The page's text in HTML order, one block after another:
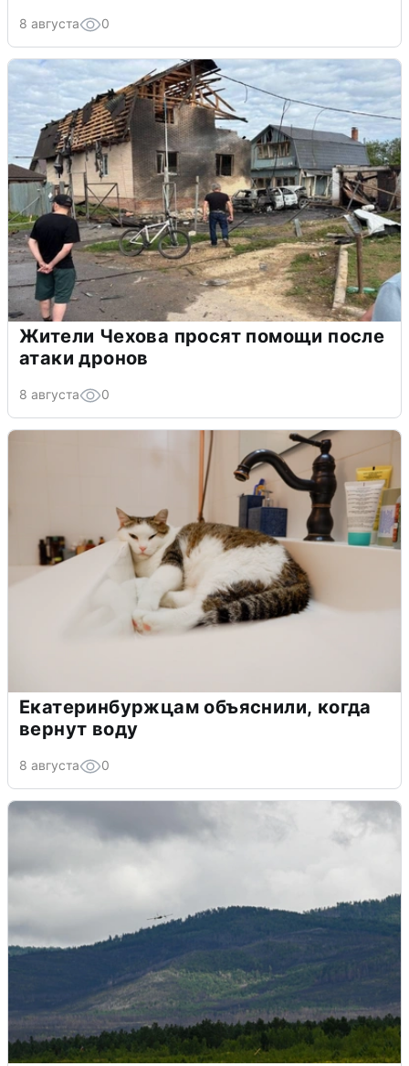
8 августа 0
Жители Чехова просят помощи после
атаки дронов
8 августа 0
Екатеринбуржцам объяснили, когда
вернут воду
8 августа 0